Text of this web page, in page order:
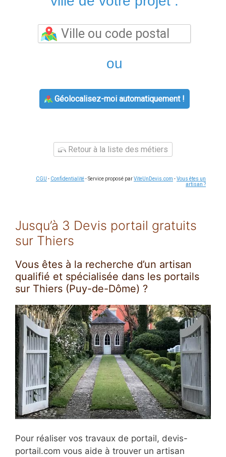
ou
Géolocalisez-moi automatiquement !
Retour à la liste des métiers
CGU - Confidentialité- Service proposé parViteUnDevis.com -Vous êtes un
artisan ?
Jusqu’à 3 Devis portail gratuits
sur Thiers
Vous êtes à la recherche d’un artisan
qualifié et spécialisée dans les portails
sur Thiers (Puy-de-Dôme) ?
Pour réaliser vos travaux de portail, devis-
portail.com vous aide à trouver un artisan